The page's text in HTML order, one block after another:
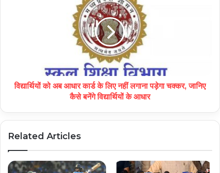
विद्यार्थियों को अब आधार कार्ड के लिए नहीं लगाना पड़ेगा चक्कर, जानिए
कैसे बनेंगे विद्यार्थियों के आधार
Related Articles